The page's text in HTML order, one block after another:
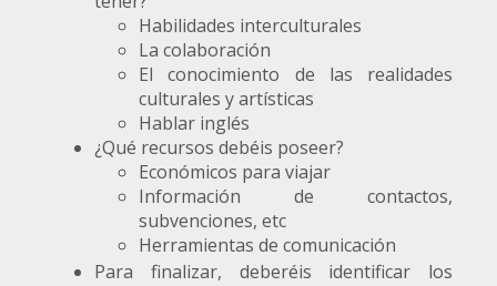
Habilidades interculturales
La colaboración
El conocimiento de las realidades
culturales y artísticas
Hablar inglés
¿Qué recursos debéis poseer?
Económicos para viajar
Información de contactos,
subvenciones, etc
Herramientas de comunicación
Para finalizar, deberéis identificar los